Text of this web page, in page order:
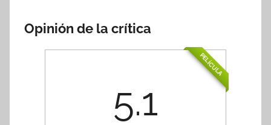
Opinión de la crítica
PELÍCULA
5.1